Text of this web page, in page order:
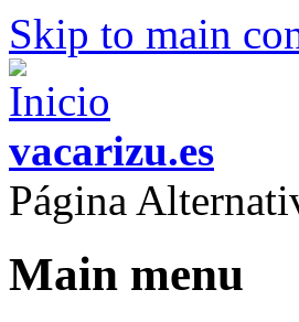
Skip to main
vacarizu.es
Página
Main menu